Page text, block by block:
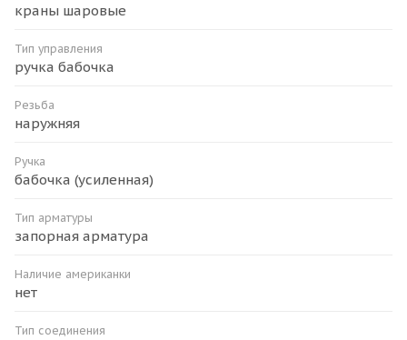
краны шаровые
Тип управления
ручка бабочка
Резьба
наружняя
Ручка
бабочка (усиленная)
Тип арматуры
запорная арматура
Наличие американки
нет
Тип соединения